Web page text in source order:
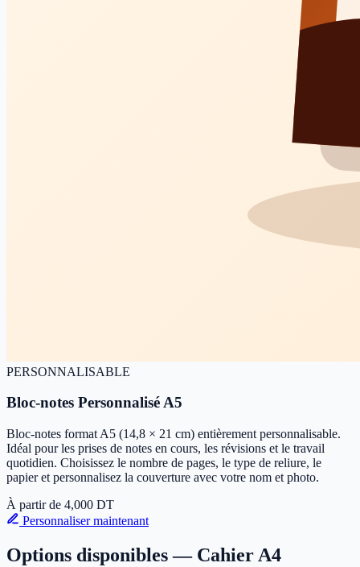
PERSONNALISABLE
Bloc-notes Personnalisé A5
Bloc-notes format A5 (14,8 × 21 cm) entièrement personnalisable.
Idéal pour les prises de notes en cours, les révisions et le travail
quotidien. Choisissez le nombre de pages, le type de reliure, le
papier et personnalisez la couverture avec votre nom et photo.
À partir de 4,000 DT
Personnaliser maintenant
Options disponibles — Cahier A4